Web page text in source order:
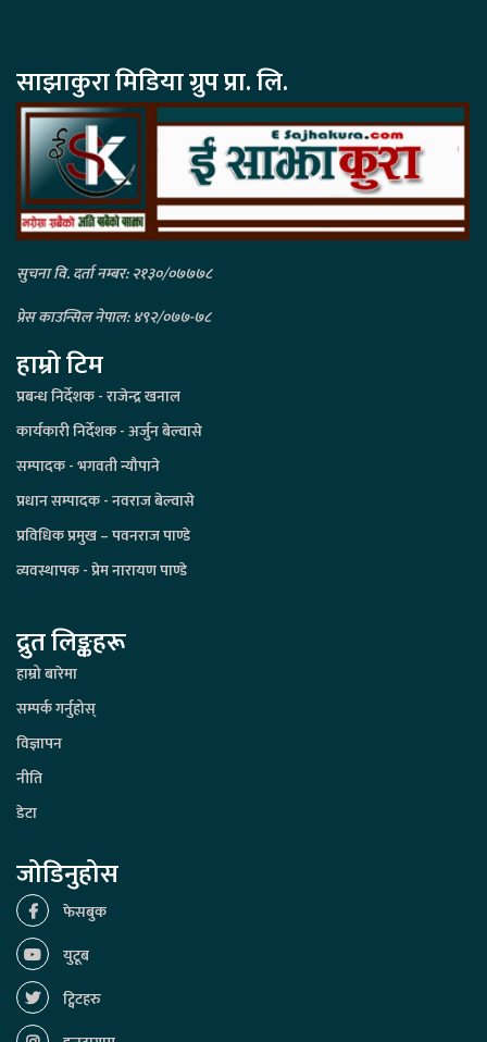
साझाकुरा मिडिया ग्रुप प्रा. लि.
सुचना वि. दर्ता नम्बर: २१३०/०७७७८
प्रेस काउन्सिल नेपाल: ४९२/०७७-७८
हाम्रो टिम
प्रबन्ध निर्देशक - राजेन्द्र खनाल
कार्यकारी निर्देशक - अर्जुन बेल्वासे
सम्पादक - भगवती न्यौपाने
प्रधान सम्पादक - नवराज बेल्वासे
प्रविधिक प्रमुख – पवनराज पाण्डे
व्यवस्थापक - प्रेम नारायण पाण्डे
द्रुत लिङ्कहरू
हाम्रो बारेमा
सम्पर्क गर्नुहोस्
विज्ञापन
नीति
डेटा
जोडिनुहोस
फेसबुक
युटूब
ट्विटहरु